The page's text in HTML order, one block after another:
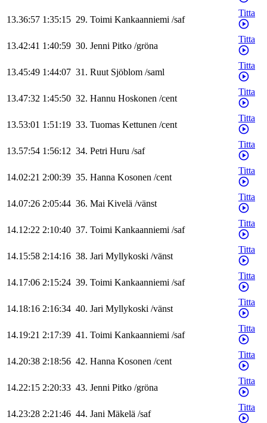
13.36:57 1:35:15 29. Toimi Kankaanniemi /saf
Titta
13.42:41 1:40:59 30. Jenni Pitko /gröna
Titta
13.45:49 1:44:07 31. Ruut Sjöblom /saml
Titta
13.47:32 1:45:50 32. Hannu Hoskonen /cent
Titta
13.53:01 1:51:19 33. Tuomas Kettunen /cent
Titta
13.57:54 1:56:12 34. Petri Huru /saf
Titta
14.02:21 2:00:39 35. Hanna Kosonen /cent
Titta
14.07:26 2:05:44 36. Mai Kivelä /vänst
Titta
14.12:22 2:10:40 37. Toimi Kankaanniemi /saf
Titta
14.15:58 2:14:16 38. Jari Myllykoski /vänst
Titta
14.17:06 2:15:24 39. Toimi Kankaanniemi /saf
Titta
14.18:16 2:16:34 40. Jari Myllykoski /vänst
Titta
14.19:21 2:17:39 41. Toimi Kankaanniemi /saf
Titta
14.20:38 2:18:56 42. Hanna Kosonen /cent
Titta
14.22:15 2:20:33 43. Jenni Pitko /gröna
Titta
14.23:28 2:21:46 44. Jani Mäkelä /saf
Titta